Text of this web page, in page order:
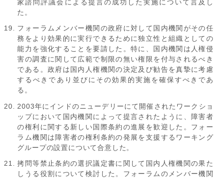
家諮問評議会による提言の成功した実施について言及し
た。
フォーラムメンバー機関の政府に対して国内機関がその任
務をより効果的に実行できるために独立性と組織としての
能力を強化することを要請した。特に、国内機関は人権侵
害の調査に関して広範で制限の無い権限を付与されるべき
である。政府は国内人権機関の決定及び勧告を真摯に考慮
するべきであり並びにその効果的実施を確保すべきであ
る。
2003年にインドのニューデリーにて開催されたワークショ
ップにおいて国内機関によって提言されたように、障害者
の権利に関する新しい国際条約の進展を歓迎した。フォー
ラム機関は障害者の権利条約の発展を支援するワーキング
グループの設置について合意した。
拷問等禁止条約の選択議定書に関して国内人権機関の果た
しうる役割について検討した。フォーラムのメンバー機関